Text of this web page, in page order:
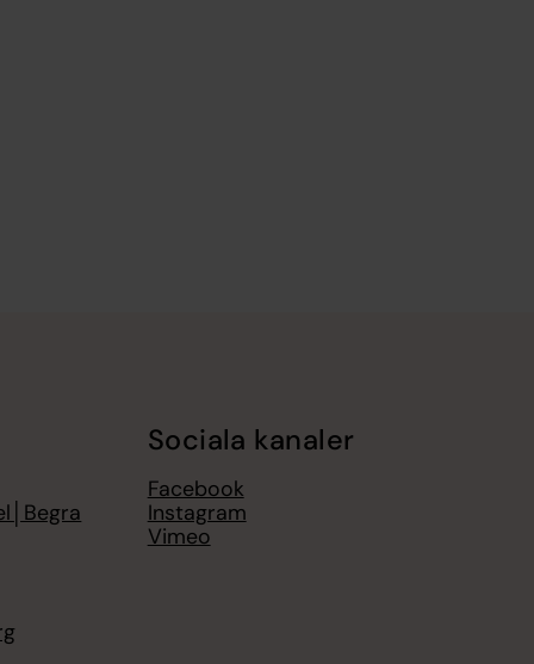
Sociala kanaler
Facebook
Instagram
Vimeo